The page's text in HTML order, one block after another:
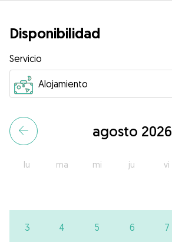
Disponibilidad
Servicio
agosto 2026
lu ma mi ju vi
3 4 5 6 7